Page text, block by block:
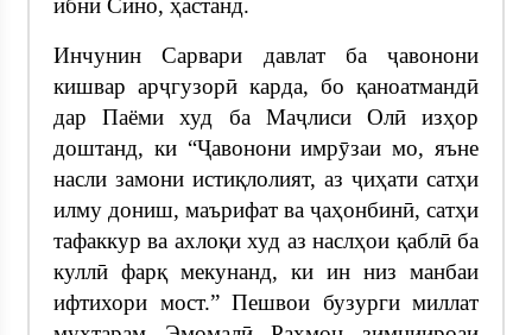
Инчунин Сарвари давлат ба ҷавонони
кишвар арҷгузорӣ карда, бо қаноатмандӣ
дар Паёми худ ба Маҷлиси Олӣ изҳор
доштанд, ки “Ҷавонони имрӯзаи мо, яъне
насли замони истиқлолият, аз ҷиҳати сатҳи
илму дониш, маърифат ва ҷаҳонбинӣ, сатҳи
тафаккур ва ахлоқи худ аз наслҳои қаблӣ ба
куллӣ фарқ мекунанд, ки ин низ манбаи
ифтихори мост.” Пешвои бузурги миллат